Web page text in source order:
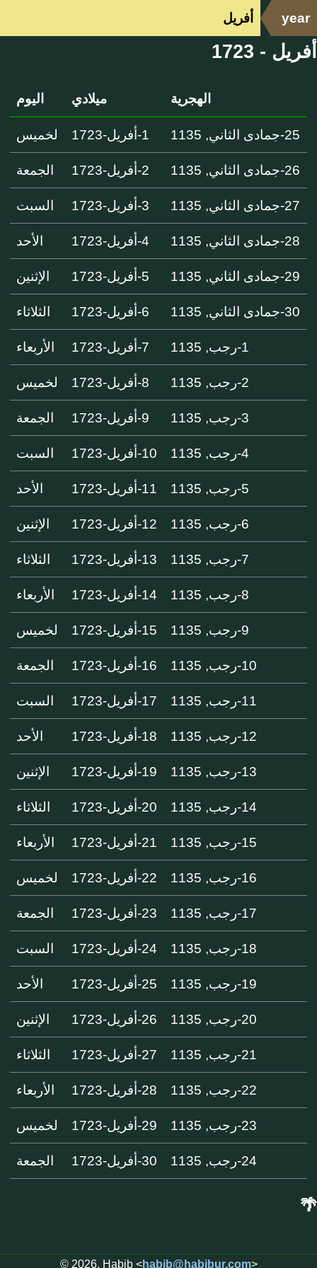
year أفريل
أفريل - 1723
الهجرية ميلادي اليوم
25-جمادى الثاني, 1135 1-أفريل-1723 لخميس
26-جمادى الثاني, 1135 2-أفريل-1723 الجمعة
27-جمادى الثاني, 1135 3-أفريل-1723 السبت
28-جمادى الثاني, 1135 4-أفريل-1723 الأحد
29-جمادى الثاني, 1135 5-أفريل-1723 الإثنين
30-جمادى الثاني, 1135 6-أفريل-1723 الثلاثاء
1-رجب, 1135 7-أفريل-1723 الأربعاء
2-رجب, 1135 8-أفريل-1723 لخميس
3-رجب, 1135 9-أفريل-1723 الجمعة
4-رجب, 1135 10-أفريل-1723 السبت
5-رجب, 1135 11-أفريل-1723 الأحد
6-رجب, 1135 12-أفريل-1723 الإثنين
7-رجب, 1135 13-أفريل-1723 الثلاثاء
8-رجب, 1135 14-أفريل-1723 الأربعاء
9-رجب, 1135 15-أفريل-1723 لخميس
10-رجب, 1135 16-أفريل-1723 الجمعة
11-رجب, 1135 17-أفريل-1723 السبت
12-رجب, 1135 18-أفريل-1723 الأحد
13-رجب, 1135 19-أفريل-1723 الإثنين
14-رجب, 1135 20-أفريل-1723 الثلاثاء
15-رجب, 1135 21-أفريل-1723 الأربعاء
16-رجب, 1135 22-أفريل-1723 لخميس
17-رجب, 1135 23-أفريل-1723 الجمعة
18-رجب, 1135 24-أفريل-1723 السبت
19-رجب, 1135 25-أفريل-1723 الأحد
20-رجب, 1135 26-أفريل-1723 الإثنين
21-رجب, 1135 27-أفريل-1723 الثلاثاء
22-رجب, 1135 28-أفريل-1723 الأربعاء
23-رجب, 1135 29-أفريل-1723 لخميس
24-رجب, 1135 30-أفريل-1723 الجمعة
🌴
© 2026, Habib <habib@habibur.com>